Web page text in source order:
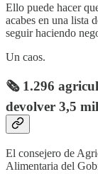
Ello puede hacer
acabes en una lista
seguir haciendo
Un caos.
🗞️ 1.296
devolver 3,5
El consejero de
Alimentaria del